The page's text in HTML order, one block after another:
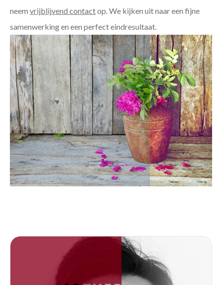
neem vrijblijvend contactop. We kijken uit naar een fijne
samenwerking en een perfect eindresultaat.